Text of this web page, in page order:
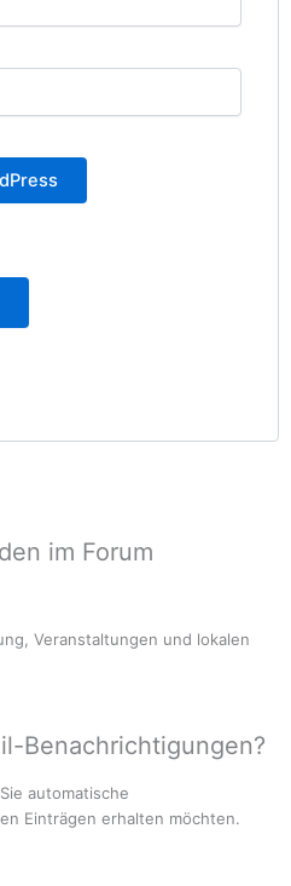
im Forum
Veranstaltungen und lokalen
Benachrichtigungen?
automatische
Einträgen erhalten möchten.